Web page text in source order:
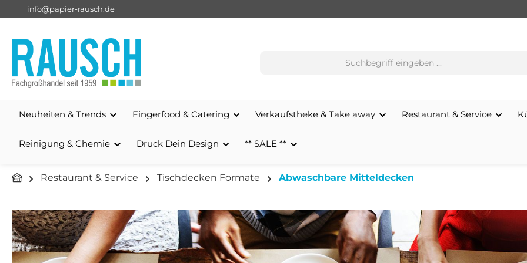
Zur Hauptnavigation springen
info@papier-rausch.de
Neuheiten & Trends Fingerfood & Catering Verkaufstheke & Take away Restaurant & Service
Reinigung & Chemie Druck Dein Design ** SALE **
Restaurant & Service Tischdecken Formate Abwaschbare Mitteldecken
Bildergalerie überspringen